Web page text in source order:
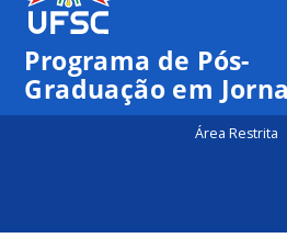
Programa de Pós-
Graduação em
Área Restrita